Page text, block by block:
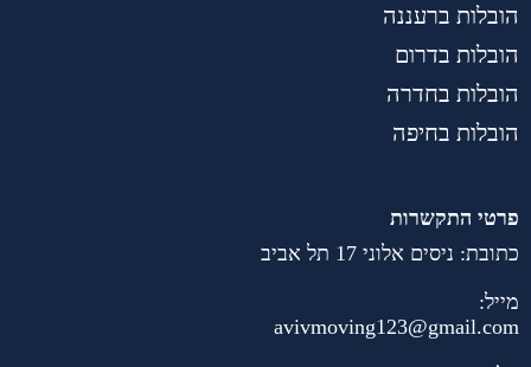
הובלות ברעננה
הובלות בדרום
הובלות בחדרה
הובלות בחיפה
פרטי התקשרות
כתובת: ניסים אלוני 17 תל אביב
מייל:
avivmoving123@gmail.com